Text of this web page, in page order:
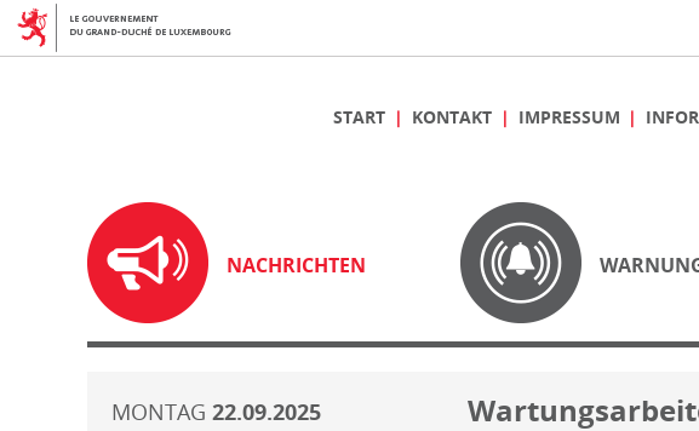
START KONTAKT IMPRESSUM
NACHRICHTEN
MONTAG 22.09.2025